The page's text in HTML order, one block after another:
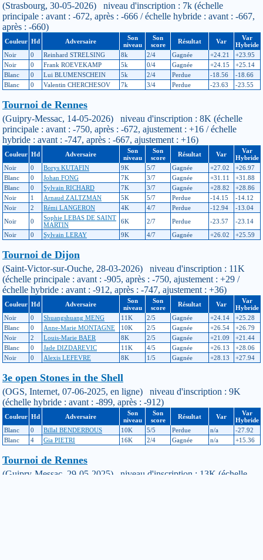
(Strasbourg, 30-05-2026) niveau d'inscription : 7k (échelle
principale : avant : -672, après : -666 / échelle hybride : avant : -667,
après : -660)
Couleur Hd Adversaire
Son
niveau
Son
score
Résultat Var
Var
Hybride
Noir
0 Reinhard STRELSING 8k 2/4 Gagnée +24.21
+23.95
Noir
0 Frank ROEVEKAMP 5k 0/4 Gagnée +24.15
+25.14
Blanc
0 Lui BLUMENSCHEIN 5k 2/4 Perdue -18.56
-18.66
Blanc
0 Valentin CHERCHESOV 7k 3/4 Perdue -23.63 -23.55
Tournoi de Rennes
(Guipry-Messac, 14-05-2026) niveau d'inscription : 8K (échelle
principale : avant : -750, après : -672, ajustement : +16 / échelle
hybride : avant : -747, après : -667, ajustement : +16)
Couleur Hd Adversaire
Son
niveau
Son
score
Résultat Var
Var
Hybride
Noir
0 Borys KUTAFIN 9K 5/7 Gagnée +27.02
+26.97
Blanc
0 Johan FONG 7K 3/7 Gagnée +31.11
+31.88
Blanc
0 Sylvain RICHARD 7K 3/7 Gagnée +28.82
+28.86
Noir
1 Arnaud ZALTZMAN 5K 5/7 Perdue -14.15
-14.12
Noir
2 Rémi LANGERON 4K 4/7 Perdue -12.94
-13.04
Noir
0
Sophie LEBAS DE SAINT
MARTIN
6K 2/7 Perdue -23.57
-23.14
Noir
0 Sylvain LERAY 9K 4/7 Gagnée +26.02 +25.59
Tournoi de Dijon
(Saint-Victor-sur-Ouche, 28-03-2026) niveau d'inscription : 11K
(échelle principale : avant : -905, après : -750, ajustement : +29 /
échelle hybride : avant : -912, après : -747, ajustement : +36)
Couleur Hd Adversaire
Son
niveau
Son
score
Résultat Var
Var
Hybride
Noir
0 Shuangshuang MENG 11K 2/5 Gagnée +24.14
+25.28
Blanc
0 Anne-Marie MONTAGNE 10K 2/5 Gagnée +26.54
+26.79
Noir
2 Louis-Marie BAER 8K 2/5 Gagnée +21.09
+21.44
Blanc
0 Jade DIZDAREVIC 11K 4/5 Gagnée +26.13
+28.06
Noir
0 Alexis LEFEVRE 8K 1/5 Gagnée +28.13 +27.94
3e open Stones in the Shell
(OGS, Internet, 07-06-2025, en ligne) niveau d'inscription : 9K
(échelle hybride : avant : -899, après : -912)
Couleur Hd Adversaire
Son
niveau
Son
score
Résultat Var
Var
Hybride
Blanc
0 Billal BENDERBOUS 10K 5/5 Perdue n/a
-27.92
Blanc
4 Gia PIETRI 16K 2/4 Gagnée n/a +15.36
Tournoi de Rennes
(Guipry-Messac, 29-05-2025) niveau d'inscription : 13K (échelle